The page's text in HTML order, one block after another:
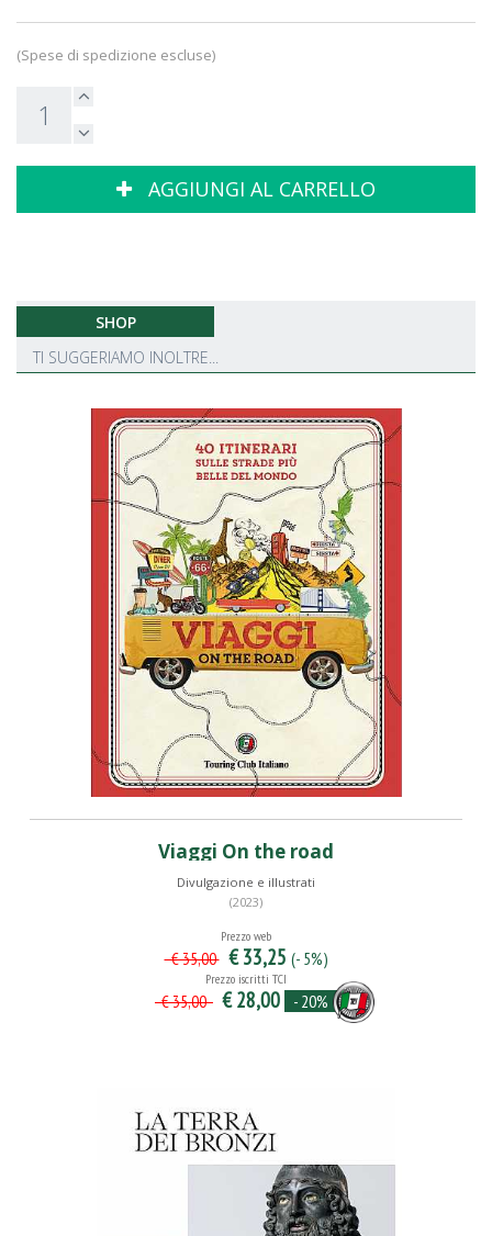
(Spese di spedizione escluse)
AGGIUNGI AL CARRELLO
SHOP
TI SUGGERIAMO INOLTRE...
Viaggi On the road
Divulgazione e illustrati
(2023)
Prezzo web
€ 35,00 € 33,25 (- 5%)
Prezzo iscritti TCI
€ 35,00 € 28,00 - 20%